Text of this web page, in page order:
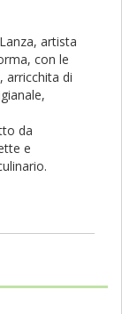
artista
con le
arricchita di
da
e